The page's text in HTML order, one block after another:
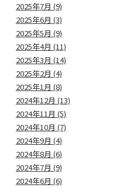
2025年7月 (9)
2025年6月 (3)
2025年5月 (9)
2025年4月 (11)
2025年3月 (14)
2025年2月 (4)
2025年1月 (8)
2024年12月 (13)
2024年11月 (5)
2024年10月 (7)
2024年9月 (4)
2024年8月 (6)
2024年7月 (9)
2024年6月 (6)